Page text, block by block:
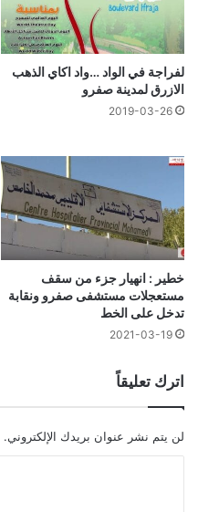
لفراجة في الواد …واد اكاي الذهب
الازرق لمدينة صفرو
2019-03-26
خطير : انهيار جزء من سقف
مستعجلات مستشفى صفرو ونقابة
تدخل على الخط
2021-03-19
اترك تعليقاً
لن يتم نشر عنوان بريدك الإلكتروني.